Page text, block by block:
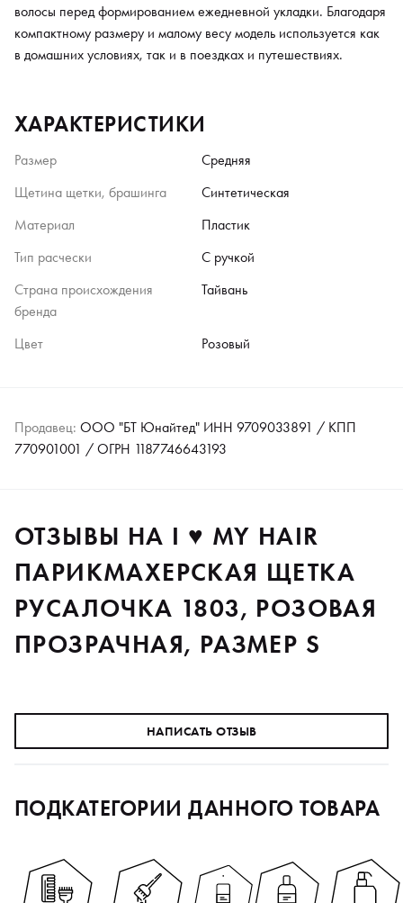
волосы перед формированием ежедневной укладки. Благодаря
компактному размеру и малому весу модель используется как
в домашних условиях, так и в поездках и путешествиях.
ХАРАКТЕРИСТИКИ
Размер
Средняя
Щетина щетки, брашинга
Синтетическая
Материал
Пластик
Тип расчески
С ручкой
Страна происхождения
бренда
Тайвань
Цвет Розовый
Продавец: ООО "БТ Юнайтед" ИНН 9709033891 / КПП
770901001 / ОГРН 1187746643193
ОТЗЫВЫ НА I ♥ MY HAIR
ПАРИКМАХЕРСКАЯ ЩЕТКА
РУСАЛОЧКА 1803, РОЗОВАЯ
ПРОЗРАЧНАЯ, РАЗМЕР S
НАПИСАТЬ ОТЗЫВ
ПОДКАТЕГОРИИ ДАННОГО ТОВАРА